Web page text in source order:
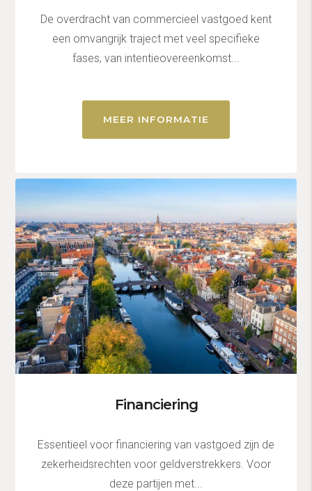
De overdracht van commercieel vastgoed kent
een omvangrijk traject met veel specifieke
fases, van intentieovereenkomst...
MEER INFORMATIE
Financiering
Essentieel voor financiering van vastgoed zijn de
zekerheidsrechten voor geldverstrekkers. Voor
deze partijen met...